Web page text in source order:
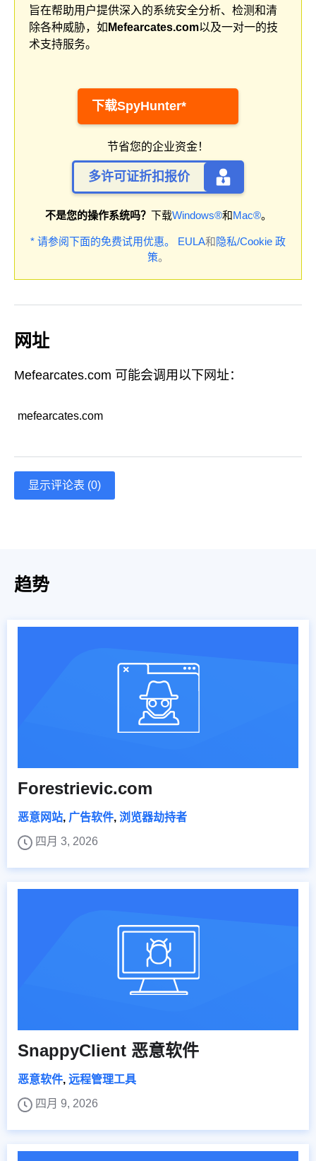
旨在帮助用户提供深入的系统安全分析、检测和清
除各种威胁，如 Mefearcates.com以及一对一的技
术支持服务。
下载SpyHunter*
节省您的企业资金！
多许可证折扣报价
不是您的操作系统吗？ 下载Windows®和Mac®。
* 请参阅下面的免费试用优惠。 EULA和隐私/Cookie 政
策。
网址
Mefearcates.com 可能会调用以下网址：
mefearcates.com
显示评论表 (0)
趋势
Forestrievic.com
恶意网站, 广告软件, 浏览器劫持者
四月 3, 2026
SnappyClient 恶意软件
恶意软件, 远程管理工具
四月 9, 2026